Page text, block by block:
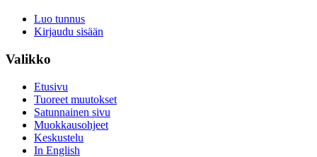
Luo tunnus
Kirjaudu sisään
Valikko
Etusivu
Tuoreet muutokset
Satunnainen sivu
Muokkausohjeet
Keskustelu
In English